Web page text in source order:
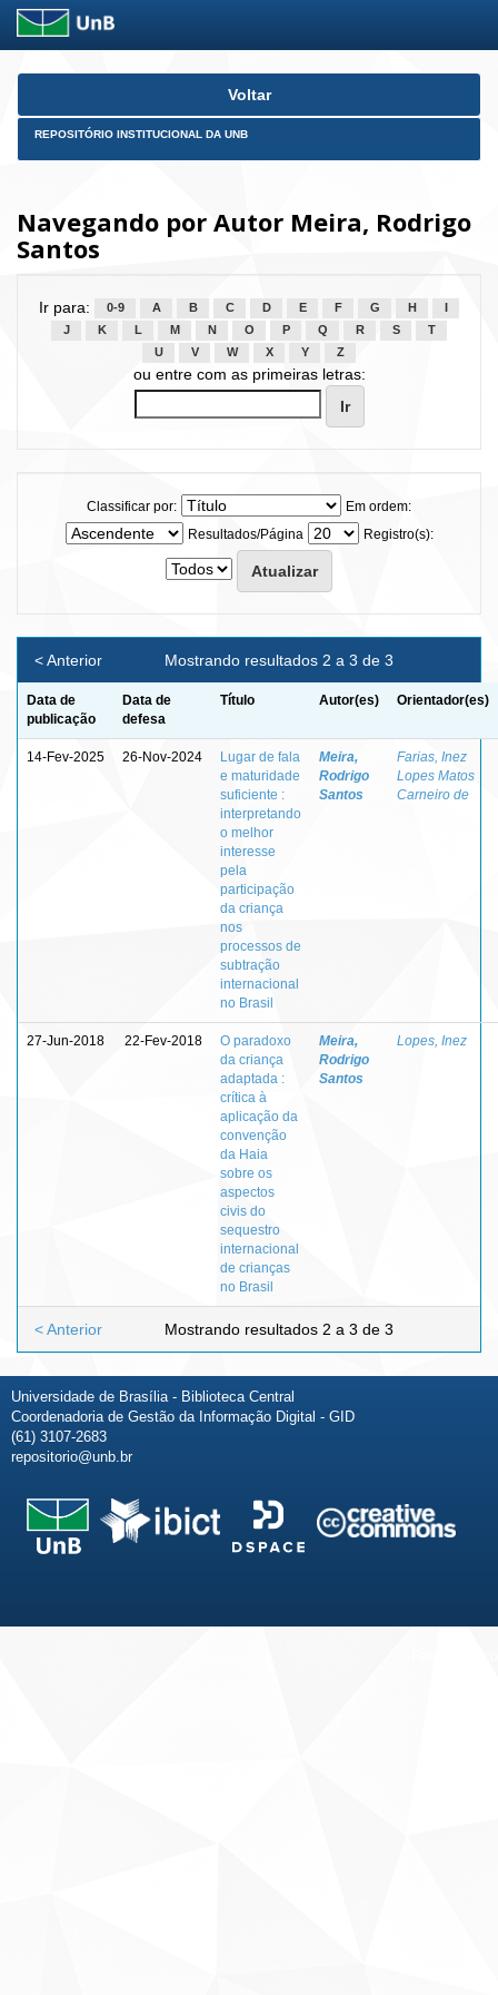
Skip
Voltar
REPOSITÓRIO INSTITUCIONAL DA UNB
Navegando por Autor Meira, Rodrigo
Santos
Ir para: 0-9 A B C D E F G H
J
K L M N O P Q R S
T
U
V W X Y Z
ou entre com as primeiras letras:
Classificar por:
Em ordem:
Resultados/Página
Registro(s):
Mostrando resultados 2 a 3 de 3
< Anterior
Data de
publicação
Data de
defesa
Título Autor(es) Orientador(es)
14-Fev-2025 26-Nov-2024
Lugar de fala
e maturidade
suficiente :
interpretando
o melhor
interesse
pela
participação
da criança
nos
processos de
subtração
internacional
no Brasil
Meira,
Rodrigo
Santos
Farias, Inez
Lopes Matos
Carneiro de
27-Jun-2018 22-Fev-2018
O paradoxo
da criança
adaptada :
crítica à
aplicação da
convenção
da Haia
sobre os
aspectos
civis do
sequestro
internacional
de crianças
no Brasil
Meira,
Rodrigo
Santos
Lopes, Inez
Mostrando resultados 2 a 3 de 3
< Anterior
Universidade de Brasília - Biblioteca Central
Coordenadoria de Gestão da Informação Digital - GID
(61) 3107-2683
repositorio@unb.br